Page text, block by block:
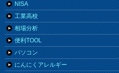
NISA
工業高校
相場分析
便利TOOL
パソコン
にんにくアレルギー